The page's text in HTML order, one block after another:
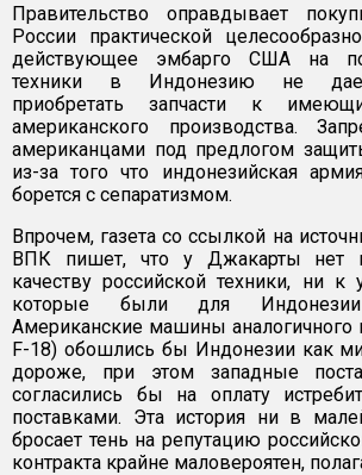
Правительство оправдывает
России практической
действующее эмбарго США на
техники в Индонезию не
приобретать запчасти к
американского производства.
американцами под предлогом
из-за того что индонезийская
борется с сепаратизмом.
Впрочем, газета со ссылкой на
ВПК пишет, что у Джакарты нет
качеству российской техники, ни к
которые были для Индонезии
Американские машины аналогичного
F-18) обошлись бы Индонезии как
дороже, при этом западные
согласились бы на оплату
поставками. Эта история ни в
бросает тень на репутацию
контракта крайне маловероятен,